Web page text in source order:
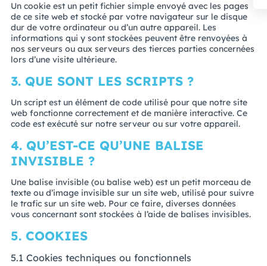
Un cookie est un petit fichier simple envoyé avec les pages
de ce site web et stocké par votre navigateur sur le disque
dur de votre ordinateur ou d’un autre appareil. Les
informations qui y sont stockées peuvent être renvoyées à
nos serveurs ou aux serveurs des tierces parties concernées
lors d’une visite ultérieure.
3. QUE SONT LES SCRIPTS ?
Un script est un élément de code utilisé pour que notre site
web fonctionne correctement et de manière interactive. Ce
code est exécuté sur notre serveur ou sur votre appareil.
4. QU’EST-CE QU’UNE BALISE
INVISIBLE ?
Une balise invisible (ou balise web) est un petit morceau de
texte ou d’image invisible sur un site web, utilisé pour suivre
le trafic sur un site web. Pour ce faire, diverses données
vous concernant sont stockées à l’aide de balises invisibles.
5. COOKIES
5.1 Cookies techniques ou fonctionnels